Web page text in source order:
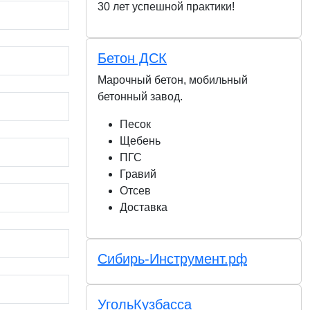
30 лет успешной практики!
Бетон ДСК
Марочный бетон, мобильный
бетонный завод.
Песок
Щебень
ПГС
Гравий
Отсев
Доставка
Сибирь-Инструмент.рф
УгольКузбасса